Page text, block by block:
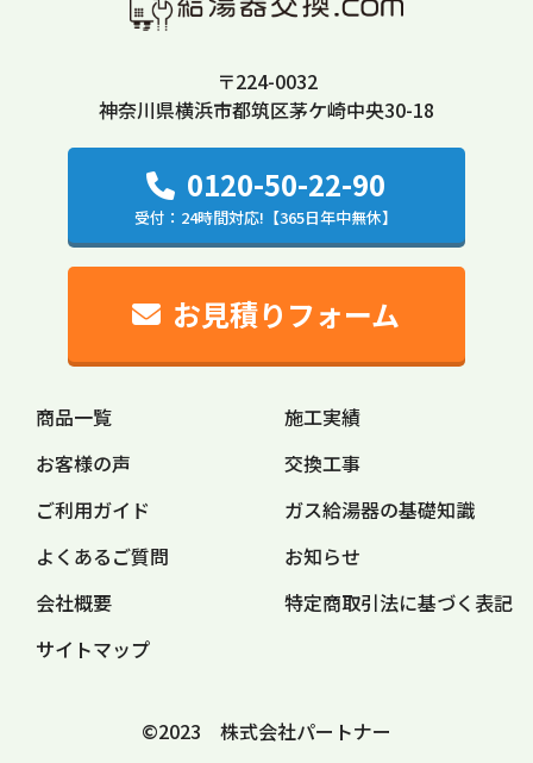
〒224-0032
神奈川県横浜市都筑区茅ケ崎中央30-18
0120-50-22-90
受付：24時間対応!【365日年中無休】
お見積りフォーム
商品一覧
施工実績
お客様の声
交換工事
ご利用ガイド
ガス給湯器の基礎知識
よくあるご質問
お知らせ
会社概要
特定商取引法に基づく表記
サイトマップ
©2023 株式会社パートナー